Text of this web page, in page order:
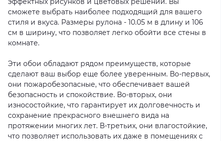
сможете выбрать наиболее подходящий для вашего
стиля и вкуса. Размеры рулона - 10.05 м в длину и 106
см в ширину, что позволяет легко обойти все стены в
комнате.
Эти обои обладают рядом преимуществ, которые
сделают ваш выбор еще более уверенным. Во-первых,
они пожаробезопасные, что обеспечивает вашей
безопасность и спокойствие. Во-вторых, они
износостойкие, что гарантирует их долговечность и
сохранение прекрасного внешнего вида на
протяжении многих лет. В-третьих, они влагостойкие,
что позволяет использовать их даже в помещениях с